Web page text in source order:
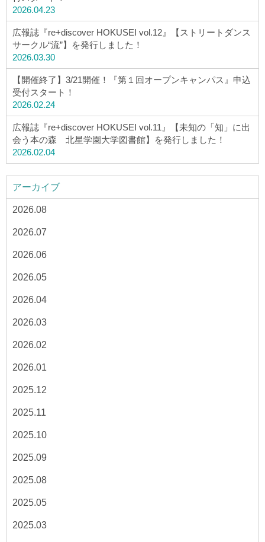
2026.04.23
広報誌『re+discover HOKUSEI vol.12』【ストリートダンス
サークル“流”】を発行しました！
2026.03.30
【開催終了】3/21開催！『第１回オープンキャンパス』申込
受付スタート！
2026.02.24
広報誌『re+discover HOKUSEI vol.11』【未知の「知」に出
会う本の森 北星学園大学図書館】を発行しました！
2026.02.04
アーカイブ
2026.08
2026.07
2026.06
2026.05
2026.04
2026.03
2026.02
2026.01
2025.12
2025.11
2025.10
2025.09
2025.08
2025.05
2025.03